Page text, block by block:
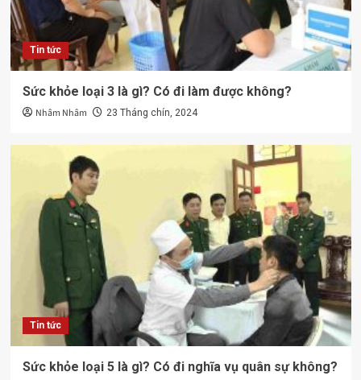
Tin tức
Sức khỏe loại 3 là gì? Có đi làm được không?
Nhâm Nhâm 23 Tháng chín, 2024
Tin tức
Sức khỏe loại 5 là gì? Có đi nghĩa vụ quân sự không?